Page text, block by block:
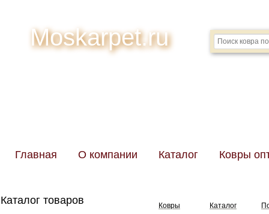
Moskarpet.ru
Главная О компании Каталог Ковры
Каталог товаров Ковры Каталог